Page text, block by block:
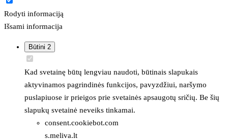
Rodyti informaciją
Išsami informacija
Būtini 2
Kad svetainę būtų lengviau naudoti, būtinais slapukais
aktyvinamos pagrindinės funkcijos, pavyzdžiui, naršymo
puslapiuose ir prieigos prie svetainės apsaugotų sričių. Be šių
slapukų svetainė neveiks tinkamai.
consent.cookiebot.com
s.meliva.lt